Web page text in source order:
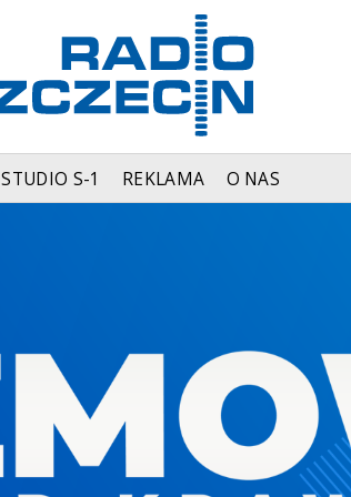
STUDIO S-1 REKLAMA O NAS